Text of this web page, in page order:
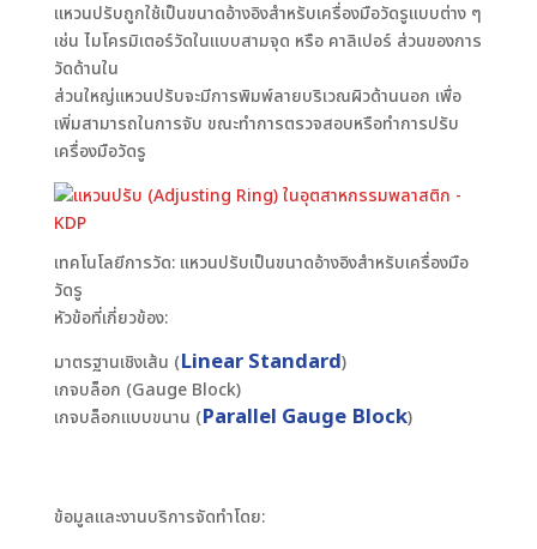
แหวนปรับถูกใช้เป็นขนาดอ้างอิงสำหรับเครื่องมือวัดรูแบบต่าง ๆ
เช่น ไมโครมิเตอร์วัดในแบบสามจุด หรือ คาลิเปอร์ ส่วนของการ
วัดด้านใน
ส่วนใหญ่แหวนปรับจะมีการพิมพ์ลายบริเวณผิวด้านนอก เพื่อ
เพิ่มสามารถในการจับ ขณะทำการตรวจสอบหรือทำการปรับ
เครื่องมือวัดรู
เทคโนโลยีการวัด: แหวนปรับเป็นขนาดอ้างอิงสำหรับเครื่องมือ
วัดรู
หัวข้อที่เกี่ยวข้อง:
มาตรฐานเชิงเส้น (Linear Standard)
เกจบล็อก (Gauge Block)
เกจบล็อกแบบขนาน (Parallel Gauge Block)
ข้อมูลและงานบริการจัดทำโดย: